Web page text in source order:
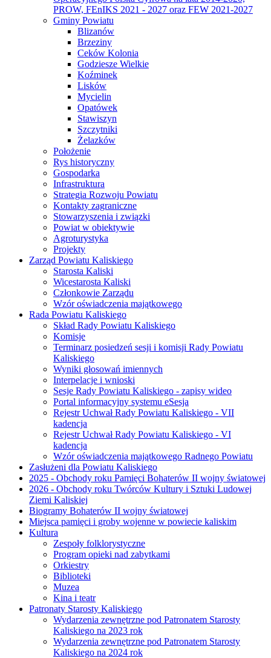
PROW, FEnIKS 2021 - 2027 oraz FEW 2021-2027
Gminy Powiatu
Blizanów
Brzeziny
Ceków Kolonia
Godziesze Wielkie
Koźminek
Lisków
Mycielin
Opatówek
Stawiszyn
Szczytniki
Żelazków
Położenie
Rys historyczny
Gospodarka
Infrastruktura
Strategia Rozwoju Powiatu
Kontakty zagraniczne
Stowarzyszenia i związki
Powiat w obiektywie
Agroturystyka
Projekty
Zarząd Powiatu Kaliskiego
Starosta Kaliski
Wicestarosta Kaliski
Członkowie Zarządu
Wzór oświadczenia majątkowego
Rada Powiatu Kaliskiego
Skład Rady Powiatu Kaliskiego
Komisje
Terminarz posiedzeń sesji i komisji Rady Powiatu
Kaliskiego
Wyniki głosowań imiennych
Interpelacje i wnioski
Sesje Rady Powiatu Kaliskiego - zapisy wideo
Portal informacyjny systemu eSesja
Rejestr Uchwał Rady Powiatu Kaliskiego - VII
kadencja
Rejestr Uchwał Rady Powiatu Kaliskiego - VI
kadencja
Wzór oświadczenia majątkowego Radnego Powiatu
Zasłużeni dla Powiatu Kaliskiego
2025 - Obchody roku Pamięci Bohaterów II wojny światowej
2026 - Obchody roku Twórców Kultury i Sztuki Ludowej
Ziemi Kaliskiej
Biogramy Bohaterów II wojny światowej
Miejsca pamięci i groby wojenne w powiecie kaliskim
Kultura
Zespoły folklorystyczne
Program opieki nad zabytkami
Orkiestry
Biblioteki
Muzea
Kina i teatr
Patronaty Starosty Kaliskiego
Wydarzenia zewnętrzne pod Patronatem Starosty
Kaliskiego na 2023 rok
Wydarzenia zewnętrzne pod Patronatem Starosty
Kaliskiego na 2024 rok